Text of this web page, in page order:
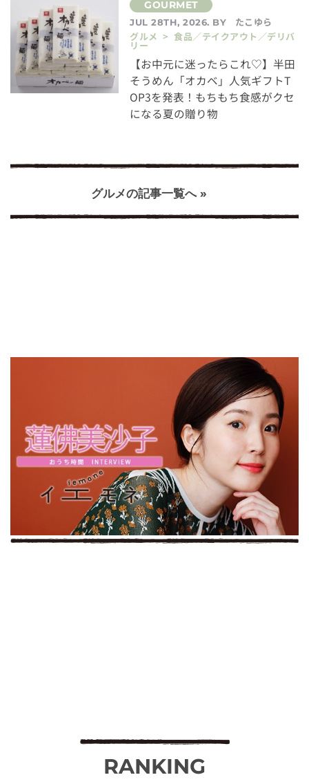
JUL 28TH, 2026. BY
たこゆら
グルメ > 食品／テイクアウト／デリバ
リー
【お中元に迷ったらこれ♡】半田
そうめん「オカベ」人気ギフトT
OP3を発表！もちもち食感がクセ
になる夏の贈り物
グルメの記事一覧へ »
RANKING